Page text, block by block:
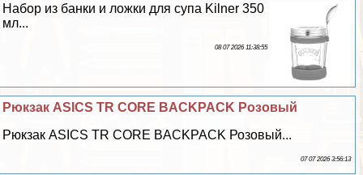
Набор из банки и ложки для супа Kilner 350
мл...
08 07 2026 11:38:55
Рюкзак ASICS TR CORE BACKPACK Розовый
Рюкзак ASICS TR CORE BACKPACK Розовый...
07 07 2026 3:56:13